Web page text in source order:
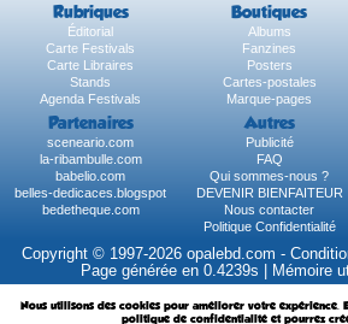
Rubriques Boutiques
Éditorial Albums
Carte Festivals
Fanzines
Carte Libraires
Posters
Stands
Cartes-postales
Agenda Festivals
Marque-pages
Partenaires Autres
sceneario.com Publicité
la-ribambulle.com
FAQ
babelio.com
Qui sommes-nous ?
belles-dedicaces.blogspot
DEVENIR BIENFAITEUR
bedetheque.com
Nous contacter
Politique Confidentialité
Copyright © 1997-2026 opalebd.com -
Page générée en 0.4239s | Mémoire
Nous utilisons des cookies pour améliorer votre expérience.
politique de confidentialité et pourrez